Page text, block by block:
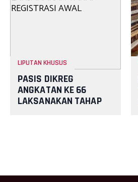
LIPUTAN KHUSUS
PASIS DIKREG
ANGKATAN KE 66
LAKSANAKAN TAHAP